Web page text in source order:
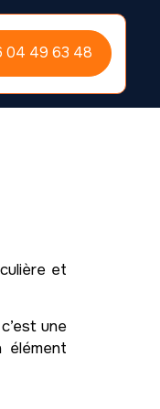
04 49 63 48
et
une